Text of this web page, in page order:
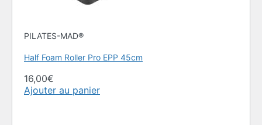
PILATES-MAD®
Half Foam Roller Pro EPP 45cm
16,00€
Ajouter au panier